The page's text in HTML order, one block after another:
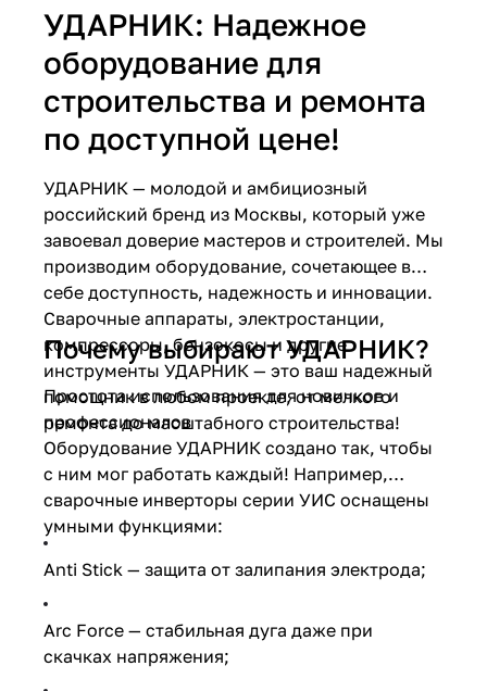
УДАРНИК: Надежное
оборудование для
строительства и ремонта
по доступной цене!
УДАРНИК — молодой и амбициозный
российский бренд из Москвы, который уже
завоевал доверие мастеров и строителей. Мы
производим оборудование, сочетающее в
себе доступность, надежность и инновации.
Сварочные аппараты, электростанции,
компрессоры, бензокосы и другие
инструменты УДАРНИК — это ваш надежный
помощник в любом проекте, от мелкого
ремонта до масштабного строительства!
Почему выбирают УДАРНИК?
Простота использования для новичков и
профессионалов
Оборудование УДАРНИК создано так, чтобы
с ним мог работать каждый! Например,
сварочные инверторы серии УИС оснащены
умными функциями:
Anti Stick — защита от залипания электрода;
Arc Force — стабильная дуга даже при
скачках напряжения;
Добавляйте товары
в корзину
Оплачивайте сегодня только
25 % картой любого банка
Получайте товар
выбранный способом
Оставшиеся75 % будут
списыватьсяс вашей карты
по25% каждые 2 недели
Подробнее
об оплате Плайтом
Остались вопросы?
8 800 302-02-51